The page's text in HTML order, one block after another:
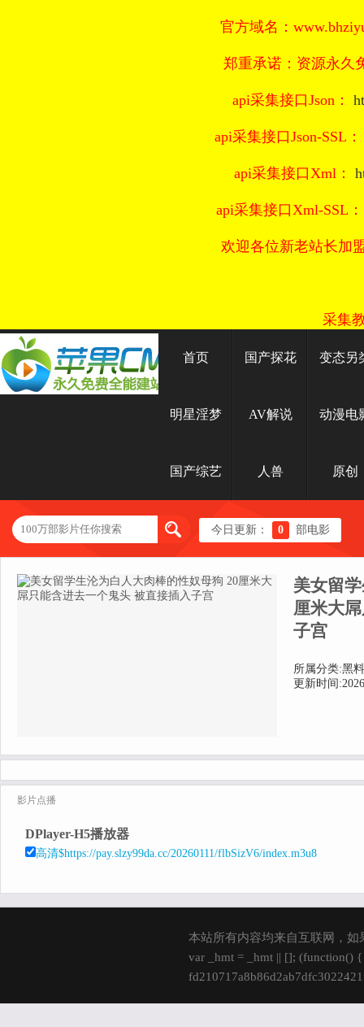
官方域名：
郑重承诺：资源永久
api采集接口Json：
api采集接口Json-SSL
api采集接口Xml：
api采集接口Xml-SSL
欢迎各位新老站长加
采集
首页 国产探花 变态另
明星淫梦 AV解说 动漫电
国产综艺 人兽 原创
今日更新： 0 部电影
美女留
厘米大
子宫
所属分类:黑
更新时间
影片点播
DPlayer-H5播放器
高清$https://pay.slzy99da.cc/20260111/flbSizV6/index.m3u8
本站所有内容均来自互联网，
var _hmt = _hmt || []; (function() {